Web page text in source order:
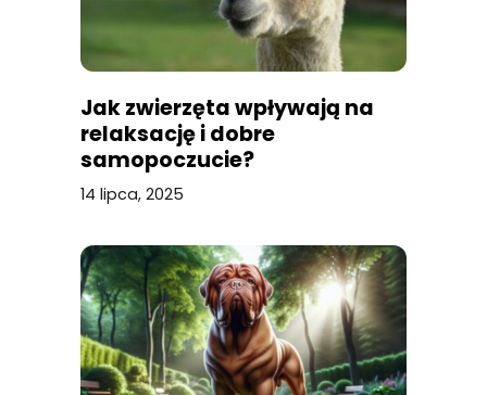
Jak zwierzęta wpływają na
relaksację i dobre
samopoczucie?
14 lipca, 2025